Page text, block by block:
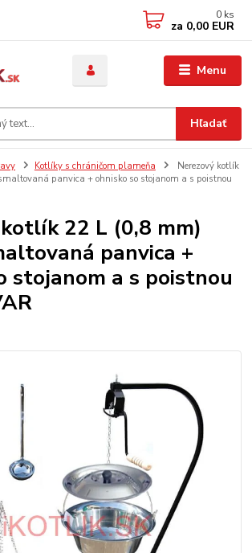
Menu
Hľadať
0 ks
za 0,00 EUR
Kotlíky s chráničom plameňa
Nerezový kotlík
panvica + ohnisko so stojanom a s poistnou
22 L (0,8 mm)
panvica +
stojanom a s poistnou